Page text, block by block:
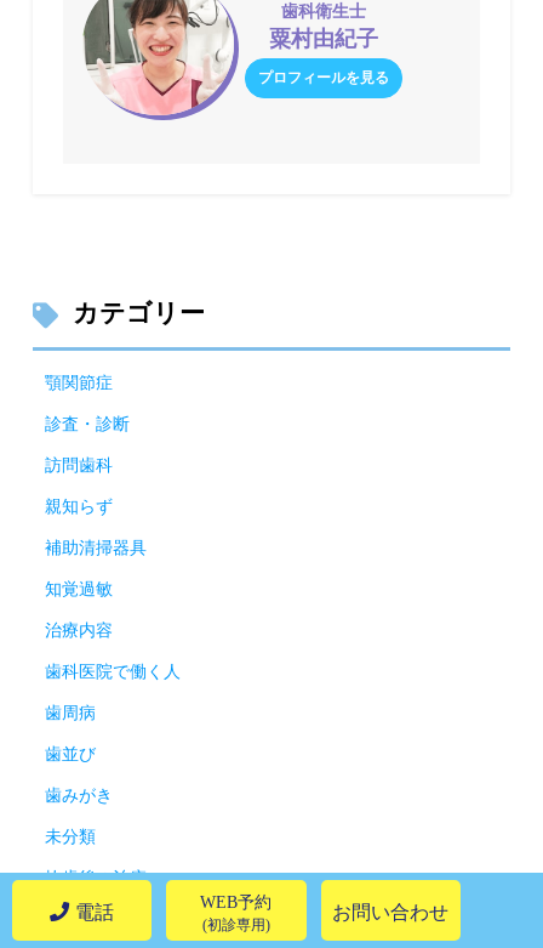
電話 WEB予約
(初診専用)
お問い合わせ
歯科衛生士
粟村由紀子
プロフィールを見る
カテゴリー
顎関節症
診査・診断
訪問歯科
親知らず
補助清掃器具
知覚過敏
治療内容
歯科医院で働く人
歯周病
歯並び
歯みがき
未分類
抜歯後の治療
感染予防